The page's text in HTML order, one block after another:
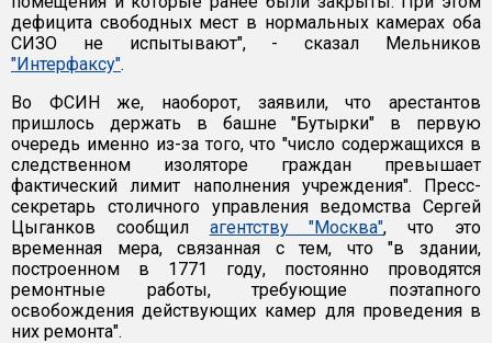
дефицита свободных мест в нормальных камерах оба
СИЗО не испытывают", - сказал Мельников
"Интерфаксу".
Во ФСИН же, наоборот, заявили, что арестантов
пришлось держать в башне "Бутырки" в первую
очередь именно из-за того, что "число содержащихся в
следственном изоляторе граждан превышает
фактический лимит наполнения учреждения". Пресс-
секретарь столичного управления ведомства Сергей
Цыганков сообщил агентству "Москва", что это
временная мера, связанная с тем, что "в здании,
построенном в 1771 году, постоянно проводятся
ремонтные работы, требующие поэтапного
освобождения действующих камер для проведения в
них ремонта".